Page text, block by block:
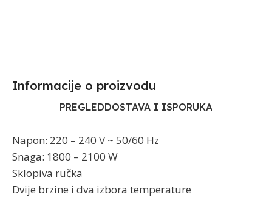
Informacije o proizvodu​
PREGLEDDOSTAVA I ISPORUKA
Napon: 220 – 240 V ~ 50/60 Hz
Snaga: 1800 – 2100 W
Sklopiva ručka
Dvije brzine i dva izbora temperature